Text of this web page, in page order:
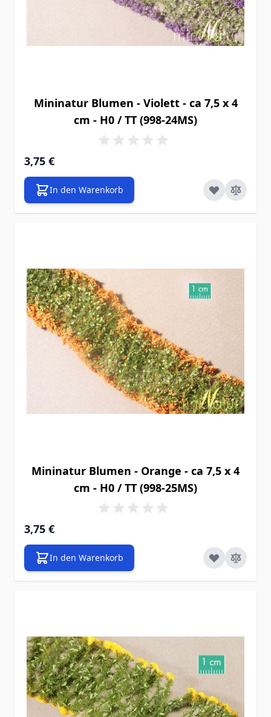
Mininatur Blumen - Violett - ca 7,5 x 4
cm - H0 / TT (998-24MS)
3,75 €
In den Warenkorb
Mininatur Blumen - Orange - ca 7,5 x 4
cm - H0 / TT (998-25MS)
3,75 €
In den Warenkorb